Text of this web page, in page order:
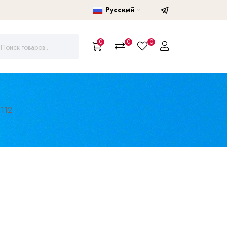
Русский
0 0 0